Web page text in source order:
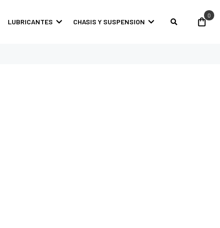
LUBRICANTES CHASIS Y SUSPENSION
0